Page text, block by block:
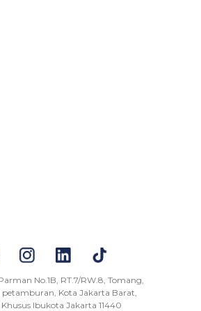
No.1B, RT.7/RW.8, Tomang,
petamburan, Kota Jakarta Barat,
Ibukota Jakarta 11440